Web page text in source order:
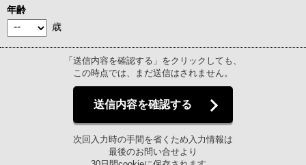
年齢
歳
「送信内容を確認する」をクリックしても、
この時点では、まだ送信はされません。
送信内容を確認する
次回入力時の手間を省くため入力情報は
最後のお問い合せより